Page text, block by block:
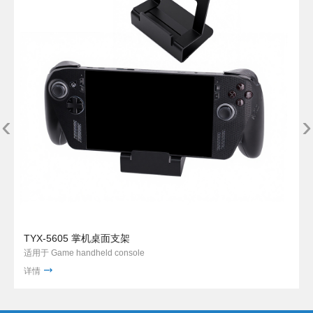
TYX-5605 掌机桌面支架
适用于 Game handheld console
详情
‹ ›